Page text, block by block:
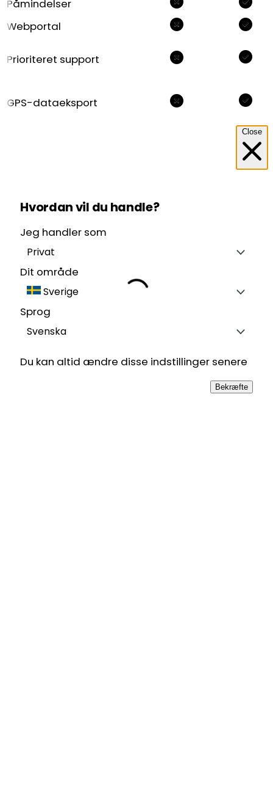
Påmindelser
Webportal
Prioriteret support
GPS-dataeksport
Close
Hvordan vil du handle?
Jeg handler som
Privat
Dit område
Sverige
Sprog
Svenska
Du kan altid ændre disse indstillinger senere
Bekræfte